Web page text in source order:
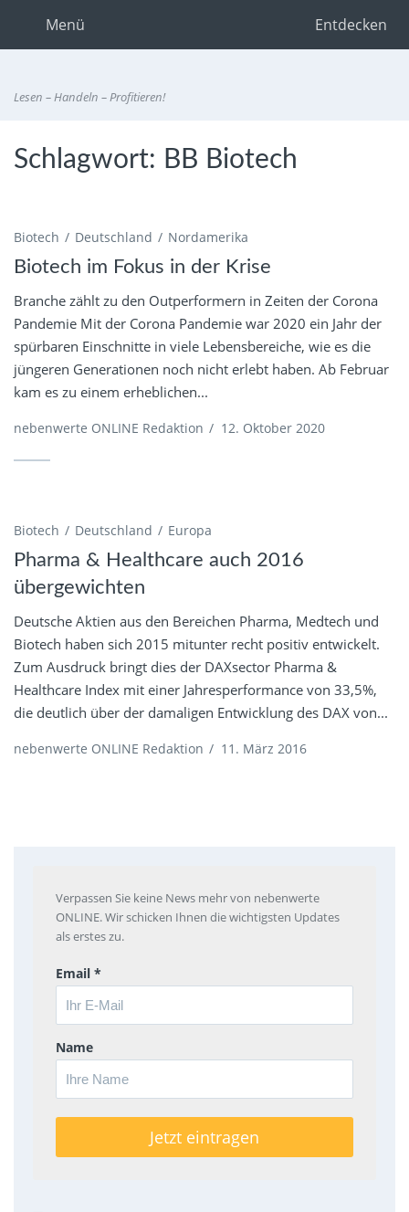
Entdecken
Menü
Lesen – Handeln – Profitieren!
Schlagwort: BB Biotech
Biotech Deutschland Nordamerika
Biotech im Fokus in der Krise
Branche zählt zu den Outperformern in Zeiten der Corona
Pandemie Mit der Corona Pandemie war 2020 ein Jahr der
spürbaren Einschnitte in viele Lebensbereiche, wie es die
jüngeren Generationen noch nicht erlebt haben. Ab Februar
kam es zu einem erheblichen...
nebenwerte ONLINE Redaktion / 12. Oktober 2020
Biotech Deutschland Europa
Pharma & Healthcare auch 2016
übergewichten
Deutsche Aktien aus den Bereichen Pharma, Medtech und
Biotech haben sich 2015 mitunter recht positiv entwickelt.
Zum Ausdruck bringt dies der DAXsector Pharma &
Healthcare Index mit einer Jahresperformance von 33,5%,
die deutlich über der damaligen Entwicklung des DAX von...
nebenwerte ONLINE Redaktion / 11. März 2016
Verpassen Sie keine News mehr von nebenwerte
ONLINE. Wir schicken Ihnen die wichtigsten Updates
als erstes zu.
Email *
Name